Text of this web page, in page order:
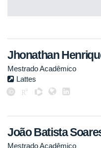
Jhonathan
Mestrado Acadêmico
Lattes
João Batista
Mestrado Acadêmico